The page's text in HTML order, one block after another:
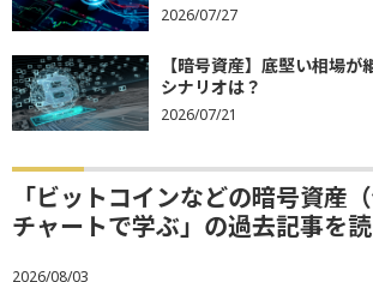
2026/07/27
【暗号資産】底堅い相場
シナリオは？
2026/07/21
「ビットコインなどの暗号資産
チャートで学ぶ」の過去記事を
2026/08/03